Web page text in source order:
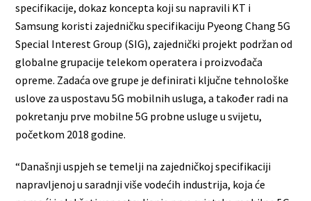
specifikacije, dokaz koncepta koji su napravili KT i
Samsung koristi zajedničku specifikaciju Pyeong Chang 5G
Special Interest Group (SIG), zajednički projekt podržan od
globalne grupacije telekom operatera i proizvođača
opreme. Zadaća ove grupe je definirati ključne tehnološke
uslove za uspostavu 5G mobilnih usluga, a također radi na
pokretanju prve mobilne 5G probne usluge u svijetu,
početkom 2018 godine.
“Današnji uspjeh se temelji na zajedničkoj specifikaciji
napravljenoj u saradnji više vodećih industrija, koja će